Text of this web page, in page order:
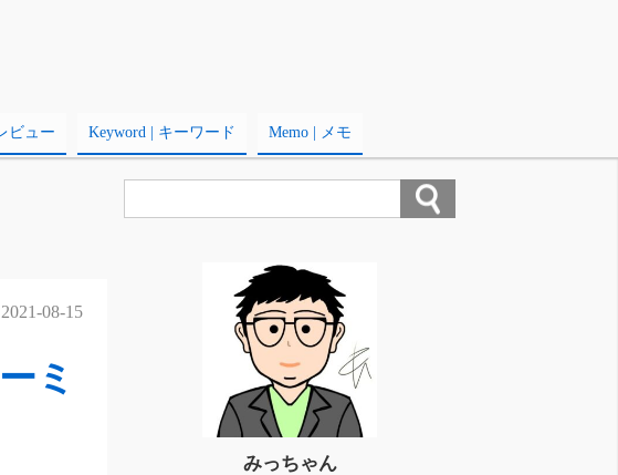
ビュー Keyword | キーワード Memo | メモ
08-15
ミ
みっちゃん